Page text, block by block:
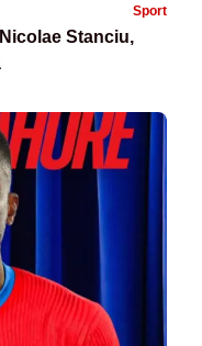
Sport
Stanciu,